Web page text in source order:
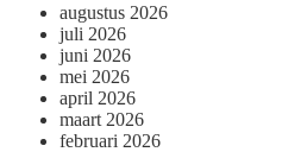
augustus 2026
juli 2026
juni 2026
mei 2026
april 2026
maart 2026
februari 2026